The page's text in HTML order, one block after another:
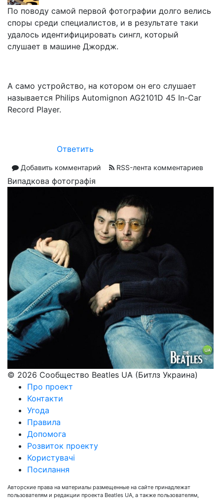
По поводу самой первой фотографии долго велись
споры среди специалистов, и в результате таки
удалось идентифицировать сингл, который
слушает в машине Джордж.
А само устройство, на котором он его слушает
называется Philips Automignon AG2101D 45 In-Car
Record Player.
Ответить
Добавить комментарий RSS-лента комментариев
Випадкова фотографія
© 2026 Сообщество Beatles UA (Битлз Украина)
Про проект
Контакти
Угода
Правила
Допомога
Розвиток проекту
Користувачі
Посилання
Авторские права на материалы размещенные на сайте принадлежат
пользователям и редакции проекта Beatles UA, а также пользователям,